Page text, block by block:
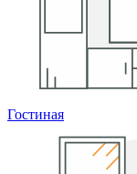
Гостиная